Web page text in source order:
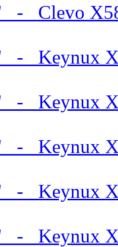
- Clevo
- Keynux
- Keynux
- Keynux
- Keynux
- Keynux